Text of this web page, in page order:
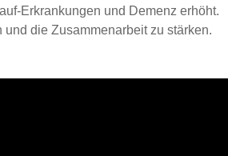
Erkrankungen und Demenz erhöht.
die Zusammenarbeit zu stärken.